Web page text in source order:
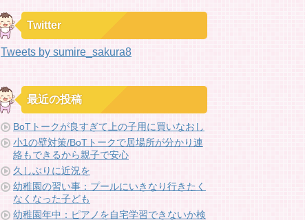
Twitter
Tweets by sumire_sakura8
最近の投稿
BoTトークが良すぎて上の子用に買いなおし
小1の壁対策/BoTトークで居場所が分かり連
絡もできるから親子で安心
久しぶりに近況を
幼稚園の習い事：プールにいきなり行きたく
なくなった子ども
幼稚園年中：ピアノを自宅学習できないか検